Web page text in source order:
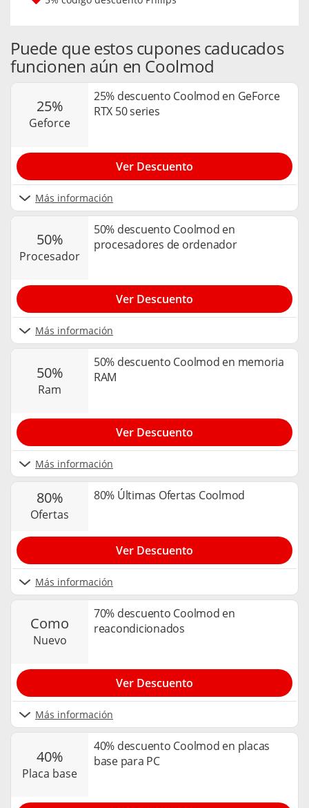
Puede que estos cupones caducados
funcionen aún en Coolmod
25%
geforce
25% descuento Coolmod en GeForce
RTX 50 series
Más información
Ver Descuento
50%
procesador
50% descuento Coolmod en
procesadores de ordenador
Más información
Ver Descuento
50%
ram
50% descuento Coolmod en memoria
RAM
Más información
Ver Descuento
80%
ofertas
80% Últimas Ofertas Coolmod
Más información
Ver Descuento
como
nuevo
70% descuento Coolmod en
reacondicionados
Más información
Ver Descuento
40%
placa base
40% descuento Coolmod en placas
base para PC